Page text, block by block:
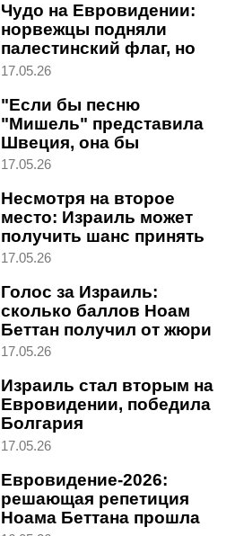
Чудо на Евровидении:
норвежцы подняли
палестинский флаг, но
проголосовали за
17.05.26
"Если бы песню
"Мишель" представила
Швеция, она бы
победила": реакции на
17.05.26
Несмотря на второе
место: Израиль может
получить шанс принять
Евровидение-2027
17.05.26
Голос за Израиль:
сколько баллов Ноам
Беттан получил от жюри
и зрителей
17.05.26
Израиль стал вторым на
Евровидении, победила
Болгария
17.05.26
Евровидение-2026:
решающая репетиция
Ноама Беттана прошла